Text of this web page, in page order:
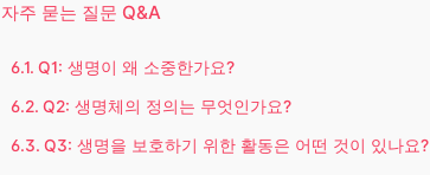
자주 묻는 질문 Q&A
Q1: 생명이 왜 소중한가요?
Q2: 생명체의 정의는 무엇인가요?
Q3: 생명을 보호하기 위한 활동은 어떤 것이 있나요?